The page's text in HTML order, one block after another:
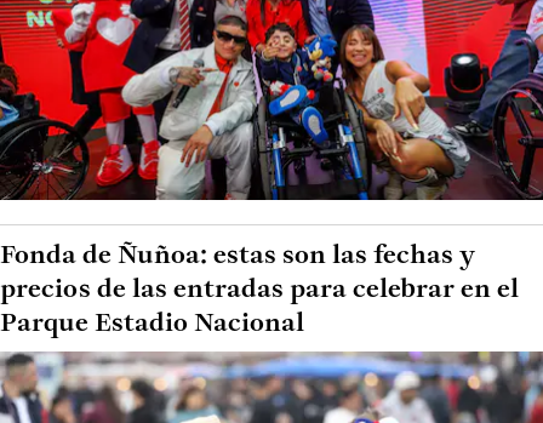
Fonda de Ñuñoa: estas son las fechas y
precios de las entradas para celebrar en el
Parque Estadio Nacional